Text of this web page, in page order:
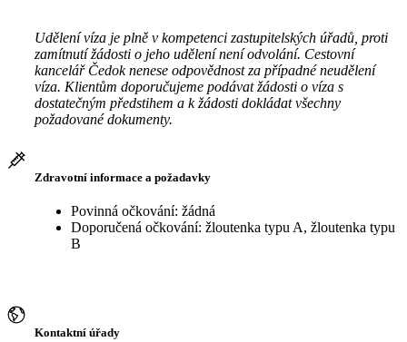
Udělení víza je plně v kompetenci zastupitelských úřadů, proti
zamítnutí žádosti o jeho udělení není odvolání. Cestovní
kancelář Čedok nenese odpovědnost za případné neudělení
víza. Klientům doporučujeme podávat žádosti o víza s
dostatečným předstihem a k žádosti dokládat všechny
požadované dokumenty.
Zdravotní informace a požadavky
Povinná očkování: žádná
Doporučená očkování: žloutenka typu A, žloutenka typu
B
Kontaktní úřady